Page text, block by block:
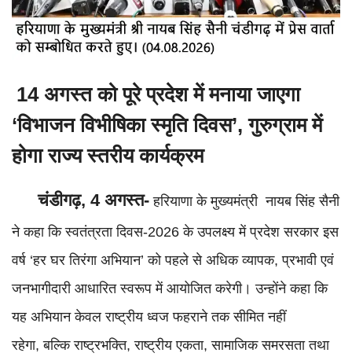
14 अगस्त को पूरे प्रदेश में मनाया जाएगा
‘विभाजन विभीषिका स्मृति दिवस’, गुरुग्राम में
होगा राज्य स्तरीय कार्यक्रम
चंडीगढ़, 4 अगस्त- हरियाणा के मुख्यमंत्री नायब सिंह सैनी
ने कहा कि स्वतंत्रता दिवस-2026 के उपलक्ष्य में प्रदेश सरकार इस
वर्ष ‘हर घर तिरंगा अभियान’ को पहले से अधिक व्यापक, प्रभावी एवं
जनभागीदारी आधारित स्वरूप में आयोजित करेगी। उन्होंने कहा कि
यह अभियान केवल राष्ट्रीय ध्वज फहराने तक सीमित नहीं
रहेगा, बल्कि राष्ट्रभक्ति, राष्ट्रीय एकता, सामाजिक समरसता तथा